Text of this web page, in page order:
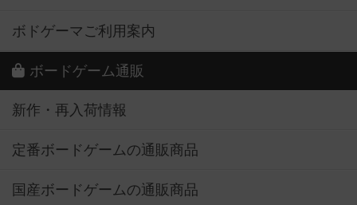
ボドゲーマご利用案内
ボードゲーム通販
新作・再入荷情報
定番ボードゲームの通販商品
国産ボードゲームの通販商品